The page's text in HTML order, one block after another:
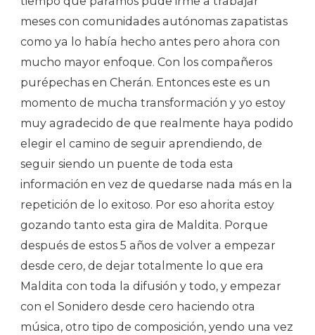
meses con comunidades autónomas zapatistas
como ya lo había hecho antes pero ahora con
mucho mayor enfoque. Con los compañeros
purépechas en Cherán. Entonces este es un
momento de mucha transformación y yo estoy
muy agradecido de que realmente haya podido
elegir el camino de seguir aprendiendo, de
seguir siendo un puente de toda esta
información en vez de quedarse nada más en la
repetición de lo exitoso. Por eso ahorita estoy
gozando tanto esta gira de Maldita. Porque
después de estos 5 años de volver a empezar
desde cero, de dejar totalmente lo que era
Maldita con toda la difusión y todo, y empezar
con el Sonidero desde cero haciendo otra
música, otro tipo de composición, yendo una vez